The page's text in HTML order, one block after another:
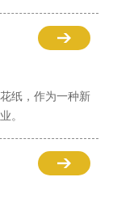
纸，作为一种新
。